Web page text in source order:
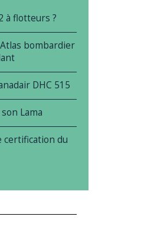
à flotteurs ?
Atlas bombardier
DHC 515
Lama
certification du